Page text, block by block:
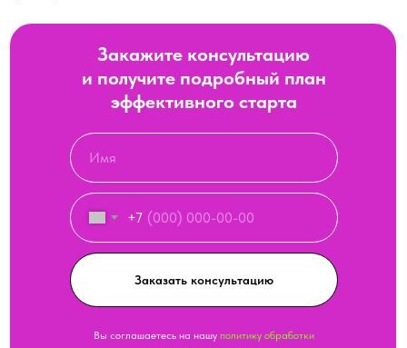
Вы соглашаетесь на нашу политику обработки
Закажите консультацию
и получите подробный план
эффективного старта
+7
Заказать консультацию